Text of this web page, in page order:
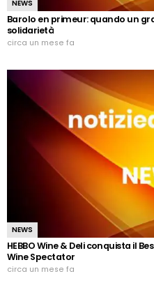
NEWS
Barolo en primeur: quando un
solidarietà
circa un mese fa
NEWS
HEBBO Wine & Deli conquista il
Wine Spectator
circa un mese fa